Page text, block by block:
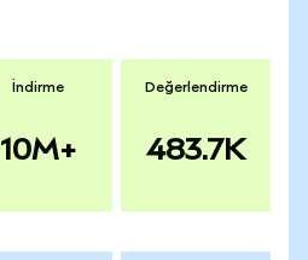
İndirme
10M+
Değerlendirme
483.7K